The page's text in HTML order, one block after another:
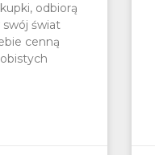
odbiorą
swój świat
cenną